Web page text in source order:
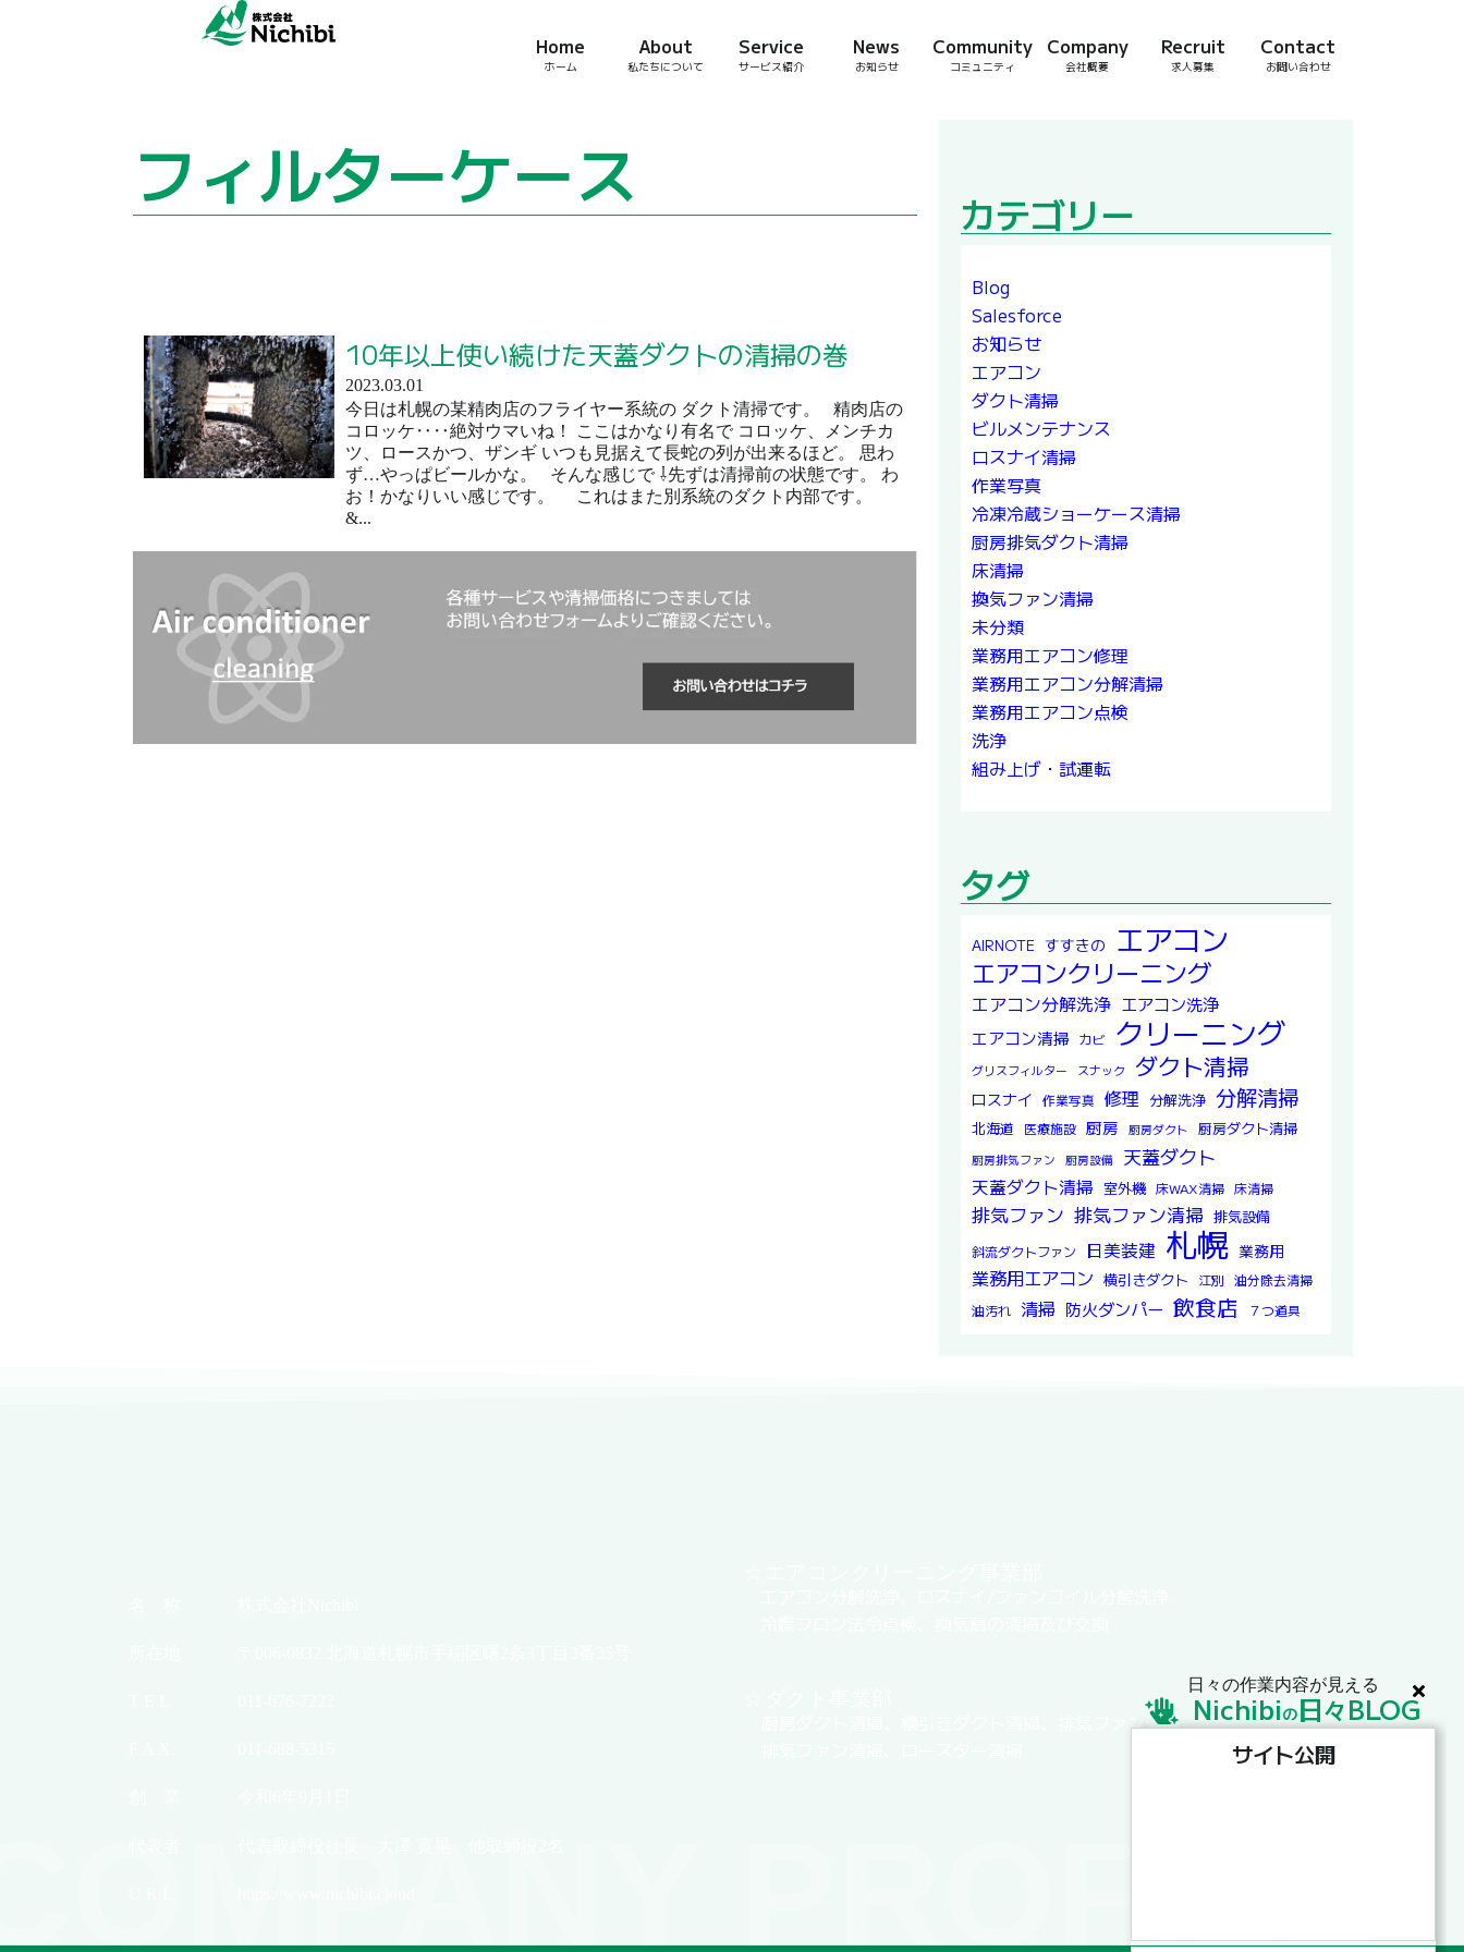
Home
ホーム
About
私たちについて
Service
サービス紹介
News
お知らせ
Community
コミュニティ
Company
会社概要
Recruit
求人募集
Contact
お問い合わせ
フィルターケース
10年以上使い続けた天蓋ダクトの清掃の巻
2023.03.01
今日は札幌の某精肉店のフライヤー系統の ダクト清掃です。 精肉店の
コロッケ‥‥絶対ウマいね！ ここはかなり有名で コロッケ、メンチカ
ツ、ロースかつ、ザンギ いつも見据えて長蛇の列が出来るほど。 思わ
ず…やっぱビールかな。 そんな感じで ⇩先ずは清掃前の状態です。 わ
お！かなりいい感じです。 これはまた別系統のダクト内部です。
&...
カテゴリー
Blog
Salesforce
お知らせ
エアコン
ダクト清掃
ビルメンテナンス
ロスナイ清掃
作業写真
冷凍冷蔵ショーケース清掃
厨房排気ダクト清掃
床清掃
換気ファン清掃
未分類
業務用エアコン修理
業務用エアコン分解清掃
業務用エアコン点検
洗浄
組み上げ・試運転
タグ
AIRNOTE すすきの エアコン
エアコンクリーニング
エアコン分解洗浄 エアコン洗浄
エアコン清掃 カビ クリーニング
グリスフィルター スナック ダクト清掃
ロスナイ 作業写真 修理 分解洗浄 分解清掃
北海道 医療施設 厨房 厨房ダクト 厨房ダクト清掃
厨房排気ファン 厨房設備 天蓋ダクト
天蓋ダクト清掃 室外機 床WAX清掃 床清掃
排気ファン 排気ファン清掃 排気設備
斜流ダクトファン 日美装建 札幌 業務用
業務用エアコン 横引きダクト 江別 油分除去清掃
油汚れ 清掃 防火ダンパー 飲食店 ７つ道具
厨房ダクト清掃、横引きダクト清掃、排気ファン清掃
PROFILE
日々の作業内容が見える
Nichibiの日々BLOG
サイト公開